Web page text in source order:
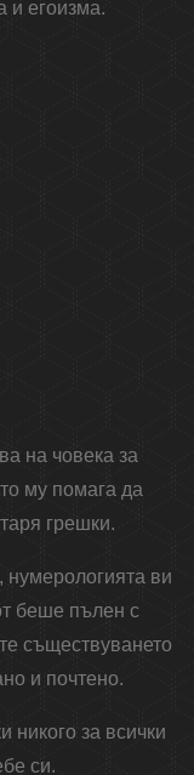
и егоизма.
на човека за
му помага да
грешки.
нумерологията ви
беше пълен с
съществуването
и почтено.
никого за всички
си.